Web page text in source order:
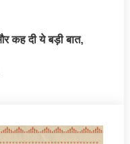
कह दी ये बड़ी बात,